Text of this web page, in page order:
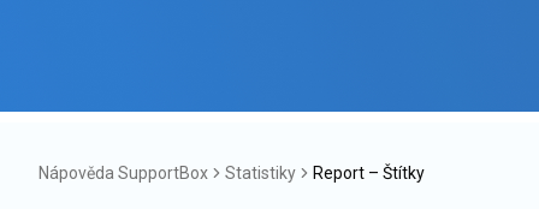
Nápověda SupportBox Statistiky Report – Štítky